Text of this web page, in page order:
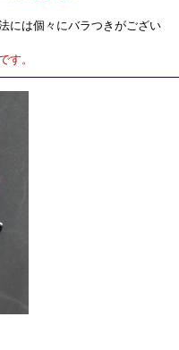
には個々にバラつきがござい
す。